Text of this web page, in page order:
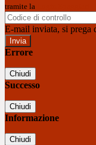
tramite la
E-mail inviata, si prega
Errore
Chiudi
Successo
Chiudi
Informazione
Chiudi